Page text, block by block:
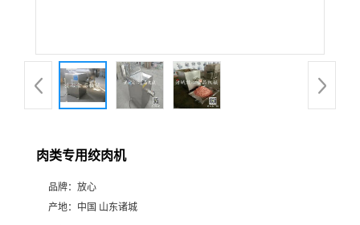
肉类专用绞肉机
品牌： 放心
产地： 中国 山东诸城